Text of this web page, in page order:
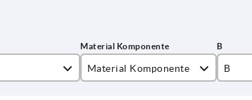
Material Komponente B